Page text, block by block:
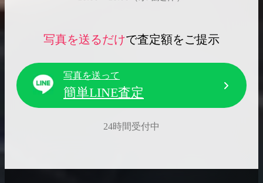
写真を送るだけで査定額をご提示
写真を送って
簡単LINE査定
24時間受付中